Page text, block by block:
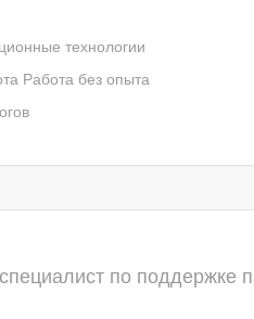
технологии
Работа без опыта
по поддержке